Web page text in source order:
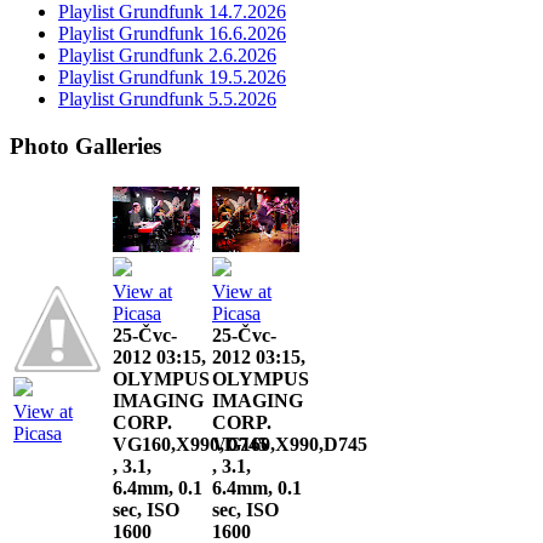
Playlist Grundfunk 14.7.2026
Playlist Grundfunk 16.6.2026
Playlist Grundfunk 2.6.2026
Playlist Grundfunk 19.5.2026
Playlist Grundfunk 5.5.2026
Photo Galleries
View at
Picasa
View at
Picasa
25-Čvc-
2012 03:15,
OLYMPUS
IMAGING
CORP.
VG160,X990,D745
, 3.1,
6.4mm, 0.1
sec, ISO
1600
View at
Picasa
25-Čvc-
2012 03:15,
OLYMPUS
IMAGING
CORP.
VG160,X990,D745
, 3.1,
6.4mm, 0.1
sec, ISO
1600